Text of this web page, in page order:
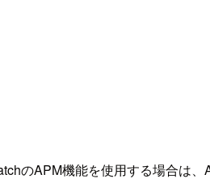
のAPM機能を使用する場合は、